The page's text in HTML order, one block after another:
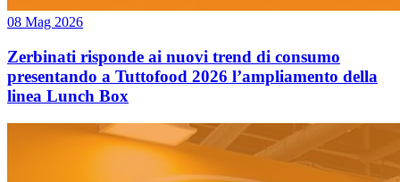
08 Mag 2026
Zerbinati risponde ai nuovi trend di consumo
presentando a Tuttofood 2026 l’ampliamento della
linea Lunch Box